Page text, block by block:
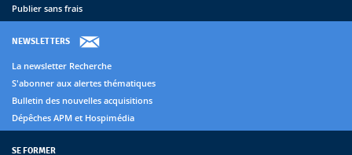
Publier sans frais
NEWSLETTERS
La newsletter Recherche
S'abonner aux alertes thématiques
Bulletin des nouvelles acquisitions
Dépêches APM et Hospimédia
SE FORMER